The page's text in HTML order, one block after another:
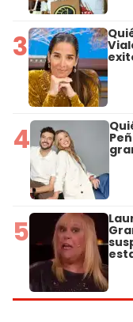
3
4
5